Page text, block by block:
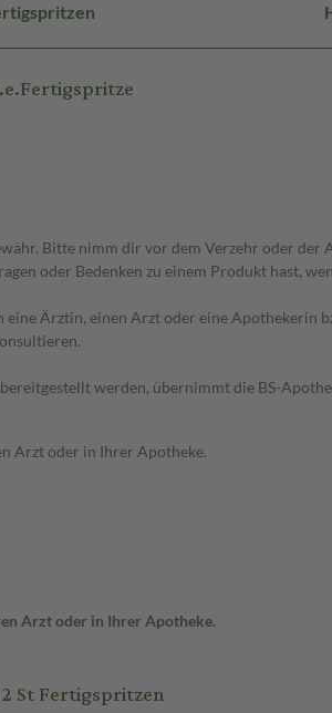
Bitte nimm dir vor dem Verzehr oder
oder Bedenken zu einem Produkt hast,
Ärztin, einen Arzt oder eine Apothekerin
werden, übernimmt die BS-
Arzt oder in Ihrer Apotheke.
Arzt oder in Ihrer Apotheke.
St Fertigspritzen